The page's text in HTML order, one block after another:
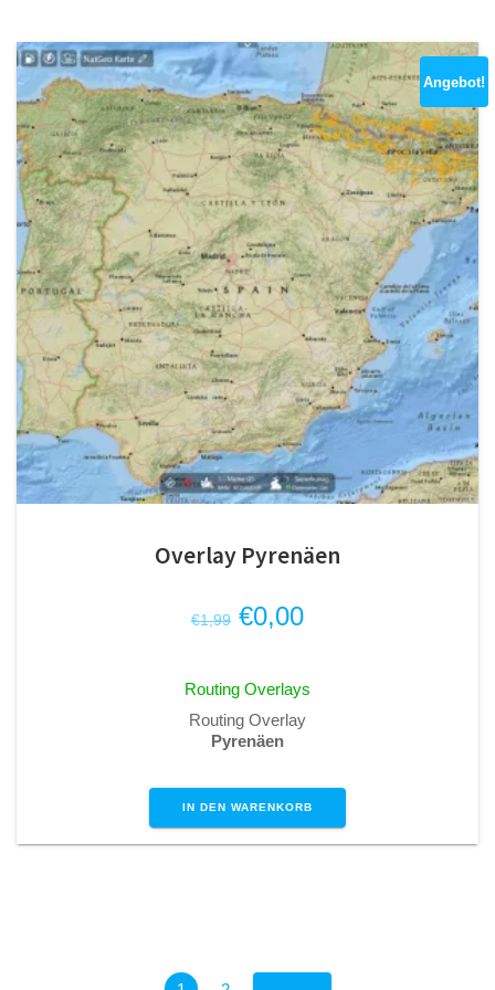
Angebot!
Overlay Pyrenäen
€1,99 Ursprünglicher
war:
€1,99
€0,00Aktueller
Routing Overlays
Routing Overlay
Pyrenäen
IN DEN WARENKORB